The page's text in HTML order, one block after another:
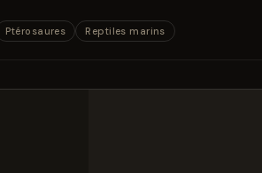
Ptérosaures Reptiles marins